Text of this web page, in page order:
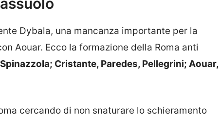
Dybala, una mancanza importante per la
Aouar. Ecco la formazione della Roma anti
Cristante, Paredes, Pellegrini; Aouar,
cercando di non snaturare lo schieramento